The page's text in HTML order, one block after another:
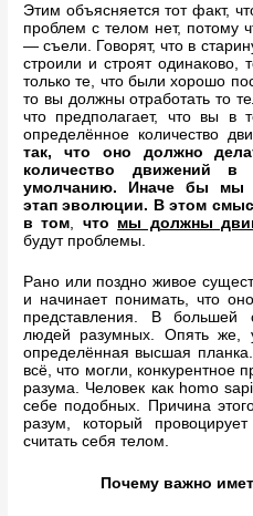
Этим объясняется тот факт,
проблем с телом нет, потому
— съели. Говорят, что в
строили и строят одинаково,
только те, что были хорошо
то вы должны отработать то
что предполагает, что вы в
определённое количество
так, что оно должно
количество движений
умолчанию. Иначе бы мы
этап эволюции. В этом
в том
что мы должны
будут проблемы.
Рано или поздно живое
и начинает понимать, что
представления. В большей
людей разумных. Опять же, у
определённая высшая
всё, что могли, конкурентное
разума. Человек как homo
себе подобных. Причина
разум, который
считать себя телом.
Почему важно